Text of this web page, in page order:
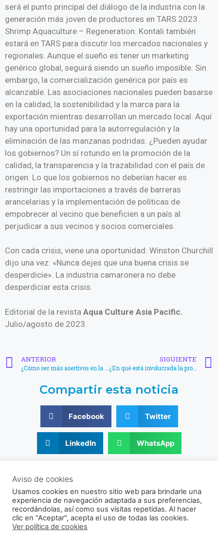
será el punto principal del diálogo de la industria con la
generación más joven de productores en TARS 2023
Shrimp Aquaculture – Regeneration. Kontali también
estará en TARS para discutir los mercados nacionales y
regionales. Aunque el sueño es tener un marketing
genérico global, seguirá siendo un sueño imposible. Sin
embargo, la comercialización genérica por país es
alcanzable. Las asociaciones nacionales pueden basarse
en la calidad, la sostenibilidad y la marca para la
exportación mientras desarrollan un mercado local. Aquí
hay una oportunidad para la autorregulación y la
eliminación de las manzanas podridas. ¿Pueden ayudar
los gobiernos? Un sí rotundo en la promoción de la
calidad, la transparencia y la trazabilidad con el país de
origen. Lo que los gobiernos no deberían hacer es
restringir las importaciones a través de barreras
arancelarias y la implementación de políticas de
empobrecer al vecino que beneficien a un país al
perjudicar a sus vecinos y socios comerciales.
Con cada crisis, viene una oportunidad. Winston Churchill
dijo una vez: «Nunca dejes que una buena crisis se
desperdicie». La industria camaronera no debe
desperdiciar esta crisis.
Editorial de la revista Aqua Culture Asia Pacific.
Julio/agosto de 2023.
ANTERIOR
¿Cómo ser más asertivos en la selección de reproductores de peces nativos?
SIGUIENTE
¿En qué está involucrada la producción de camarón? ¿Necesitamos volver a lo básico para pensar en el futuro?
Compartir esta noticia
Facebook Twitter
LinkedIn WhatsApp
© 2021 - 2026 Sociedad Venezolana de Acuicultura
Av. Universidad, Instituto de Zoología Agrícola, Facultad de
Agronomía UCV, Sector El Limón, Maracay, Aragua, Venezuela.
Aviso de cookies
Usamos cookies en nuestro sitio web para brindarle una
experiencia de navegación adaptada a sus preferencias,
recordándolas, así como sus visitas repetidas. Al hacer
clic en "Aceptar", acepta el uso de todas las cookies.
Ver política de cookies